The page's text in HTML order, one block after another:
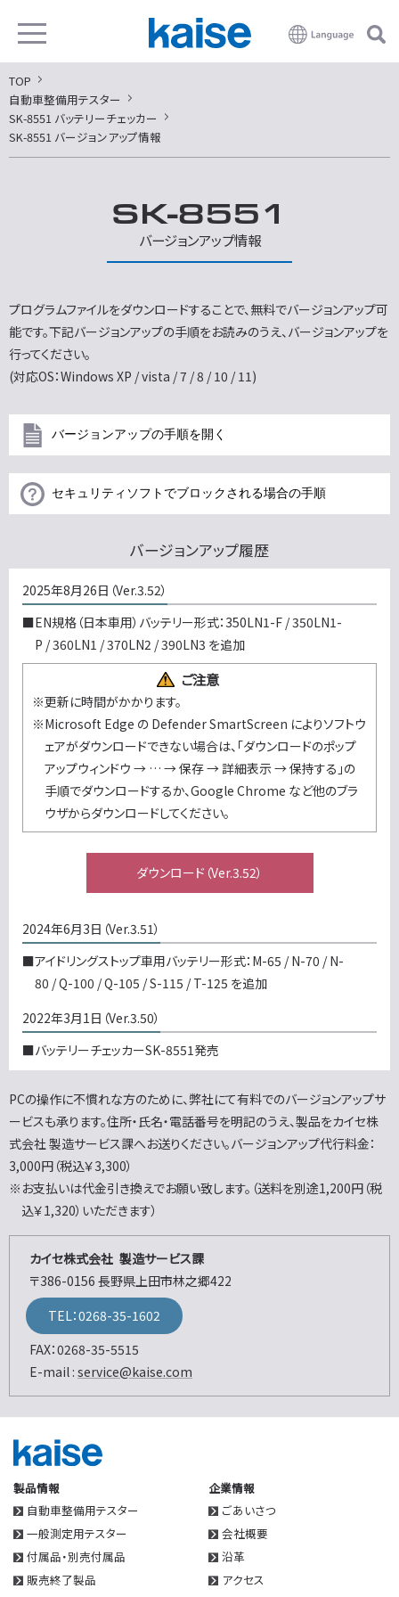
TOP
自動車整備用テスター
SK-8551 バッテリーチェッカー
SK-8551 バージョンアップ情報
SK-8551
バージョンアップ情報
プログラムファイルをダウンロードすることで、無料でバージョンアップ可
能です。下記バージョンアップの手順をお読みのうえ、バージョンアップを
行ってください。
(対応OS：Windows XP / vista / 7 / 8 / 10 / 11)
バージョンアップの手順を開く
セキュリティソフトでブロックされる場合の手順
バージョンアップ履歴
2025年8月26日（Ver.3.52）
■EN規格（日本車用）バッテリー形式：350LN1-F / 350LN1-
P / 360LN1 / 370LN2 / 390LN3 を追加
ご注意
※更新に時間がかかります。
※Microsoft Edge の Defender SmartScreen によりソフトウ
ェアがダウンロードできない場合は、「ダウンロードのポップ
アップウィンドウ → … → 保存 → 詳細表示 → 保持する」の
手順でダウンロードするか、Google Chrome など他のブラ
ウザからダウンロードしてください。
ダウンロード（Ver.3.52）
2024年6月3日（Ver.3.51）
■アイドリングストップ車用バッテリー形式：M-65 / N-70 / N-
80 / Q-100 / Q-105 / S-115 / T-125 を追加
2022年3月1日（Ver.3.50）
■バッテリーチェッカーSK-8551発売
PCの操作に不慣れな方のために、弊社にて有料でのバージョンアップサ
ービスも承ります。住所・氏名・電話番号を明記のうえ、製品をカイセ株
式会社 製造サービス課へお送りください。バージョンアップ代行料金：
3,000円（税込￥3,300）
※お支払いは代金引き換えでお願い致します。（送料を別途1,200円（税
込￥1,320）いただきます）
カイセ株式会社 製造サービス課
〒386-0156 長野県上田市林之郷422
TEL：0268-35-1602
FAX：0268-35-5515
E-mail : service@kaise.com
製品情報
自動車整備用テスター
一般測定用テスター
付属品・別売付属品
販売終了製品
企業情報
ごあいさつ
会社概要
沿革
アクセス